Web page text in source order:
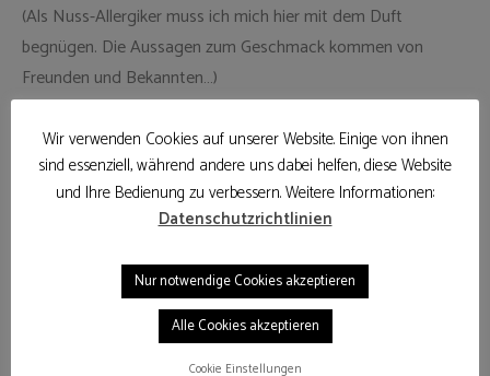
(Als Nuss-Allergiker muss ich mich hier mit dem Duft
begnügen. Die Aussagen zum Geschmack kommen von
Freunden und Bekannten…)
Wir verwenden Cookies auf unserer Website. Einige von ihnen
sind essenziell, während andere uns dabei helfen, diese Website
und Ihre Bedienung zu verbessern. Weitere Informationen:
Datenschutzrichtlinien
Nur notwendige Cookies akzeptieren
Alle Cookies akzeptieren
Cookie Einstellungen